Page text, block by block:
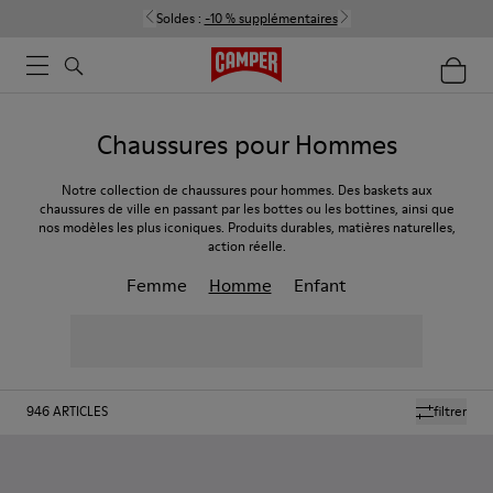
Soldes : -10 % supplémentaires
Chaussures pour Hommes
Notre collection de chaussures pour hommes. Des baskets aux
chaussures de ville en passant par les bottes ou les bottines, ainsi que
nos modèles les plus iconiques. Produits durables, matières naturelles,
action réelle.
Femme Homme Enfant
filtrer
946ARTICLES